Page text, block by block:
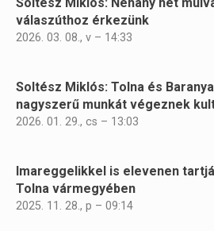
válaszúthoz érkezünk
2026. 03. 08., v – 14:33
Soltész Miklós: Tolna és
nagyszerű munkát végeznek
2026. 01. 29., cs – 13:03
Imareggelikkel is elevenen
Tolna vármegyében
2025. 11. 28., p – 09:14